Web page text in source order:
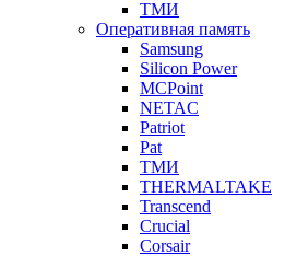
ТМИ
Оперативная память
Samsung
Silicon Power
MCPoint
NETAC
Patriot
Pat
ТМИ
THERMALTAKE
Transcend
Crucial
Corsair